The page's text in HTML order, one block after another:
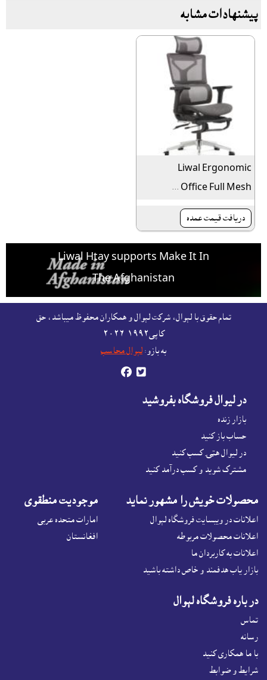
پیشنهادات مشابه
Liwal Ergonomic
Office Full Mesh ...
دريافت قيمت عمده
Liwal Htay supports Make It In
The Afghanistan
Afghanistan products,
تمام حقوق با لېوال، شرکت لېوال و همکاران محفوظ ميباشد، حق
کاپى١٩٩٢-۲۰۲٦
به بازو: لېوال محاسب
 
در ليوال فروشگاه بفروشيد
بازار زنده
حساب باز کنيد
در لیوال هټۍ کسب کنید
مشترک شوید و کسب درآمد کنید
محصولات خويش را مشهور نمايد
اعلانات در ويبسايت فروشگاه لېوال
اعلانات محصولات مربوطه
اعلانات به کاربردان ما
بازار ياب هدفمند و خاص داشته باشيد
موجوديت منطقوى
امارات متحده عربی
افغانستان
در باره فروشگاه لېوال
تماس
رسانه
با ما همکاری کنید
شرايط و ضوابط